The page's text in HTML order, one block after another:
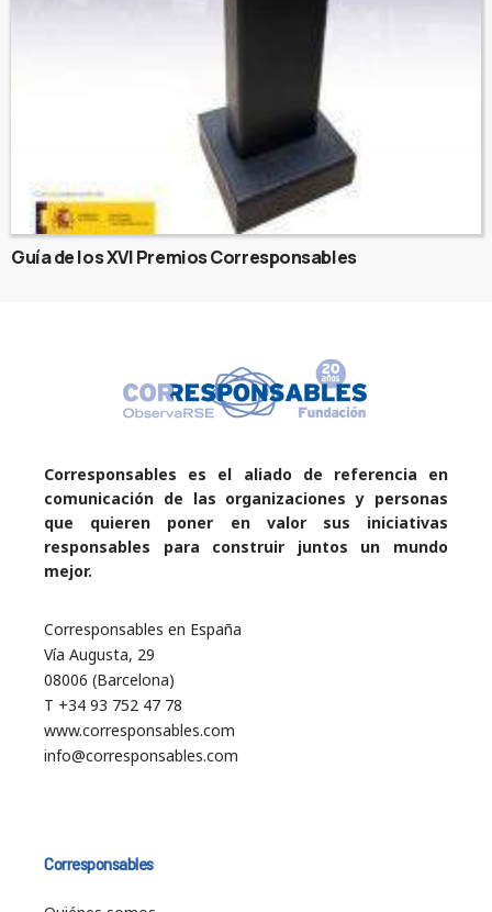
Guía de los XVI Premios Corresponsables
Corresponsables es el aliado de referencia en
comunicación de las organizaciones y personas
que quieren poner en valor sus iniciativas
responsables para construir juntos un mundo
mejor.
Corresponsables en España
Vía Augusta, 29
08006 (Barcelona)
T +34 93 752 47 78
www.corresponsables.com
info@corresponsables.com
Corresponsables